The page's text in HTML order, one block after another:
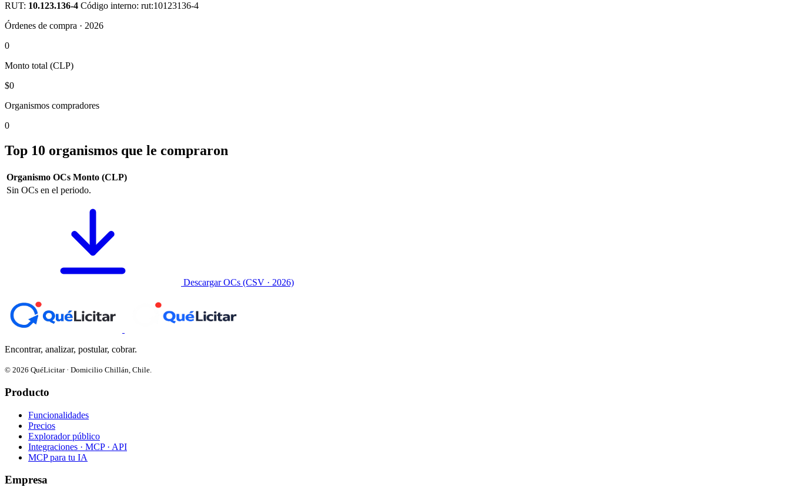
RUT: 10.123.136-4 Código interno: rut:10123136-4
Órdenes de compra · 2026
0
Monto total (CLP)
$0
Organismos compradores
0
Top 10 organismos que le compraron
Organismo OCs Monto (CLP)
Sin OCs en el periodo.
Descargar OCs (CSV · 2026)
Encontrar, analizar, postular, cobrar.
© 2026 QuéLicitar · Domicilio Chillán, Chile.
Producto
Funcionalidades
Precios
Explorador público
Integraciones · MCP · API
MCP para tu IA
Empresa